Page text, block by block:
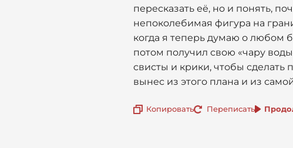
пересказать её, но и понять,
непоколебимая фигура на
когда я теперь думаю о любом
потом получил свою «чару
свисты и крики, чтобы сделать
вынес из этого плана и из
Копировать Переписать